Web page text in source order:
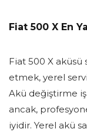
Fiat 500 X En
Fiat 500 X aküsü
etmek, yerel
Akü değiştirme
ancak,
iyidir. Yerel akü